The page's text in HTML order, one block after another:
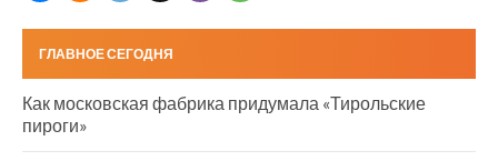
ГЛАВНОЕ СЕГОДНЯ
Как московская фабрика придумала «Тирольские
пироги»